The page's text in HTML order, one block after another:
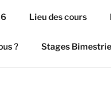
Lieu des cours
? Stages